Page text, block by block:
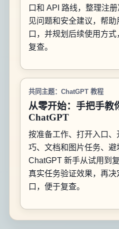
口和 API 路线，整理注
见问题和安全建议，帮
口，并规划后续使用方
复查。
共同主题：ChatGPT 教程
从零开始：手把手教
ChatGPT
按准备工作、打开入口
巧、文档和图片任务、
ChatGPT 新手从试用到
真实任务验证效果，再决
口，便于复查。